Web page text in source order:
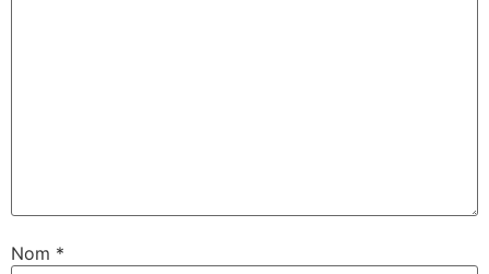
Nom *